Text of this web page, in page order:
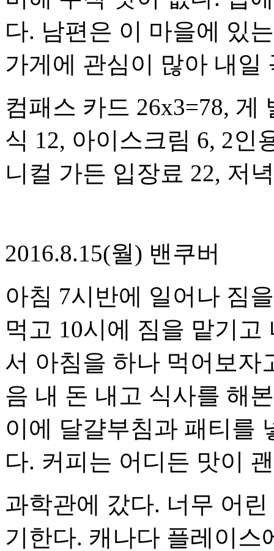
다. 남편은 이 마을에 있
가게에 관심이 많아 내일
컴패스 카드 26x3=78, 게
식 12, 아이스크림 6, 2인
니컬 가든 입장료 22, 저
2016.8.15(월) 밴쿠버
아침 7시반에 일어나 짐
먹고 10시에 짐을 맡기
서 아침을 하나 먹어보자
음 내 돈 내고 식사를 해
이에 달걀부침과 패티를
다. 커피는 어디든 맛이
과학관에 갔다. 너무 어
기한다. 캐나다 플레이스